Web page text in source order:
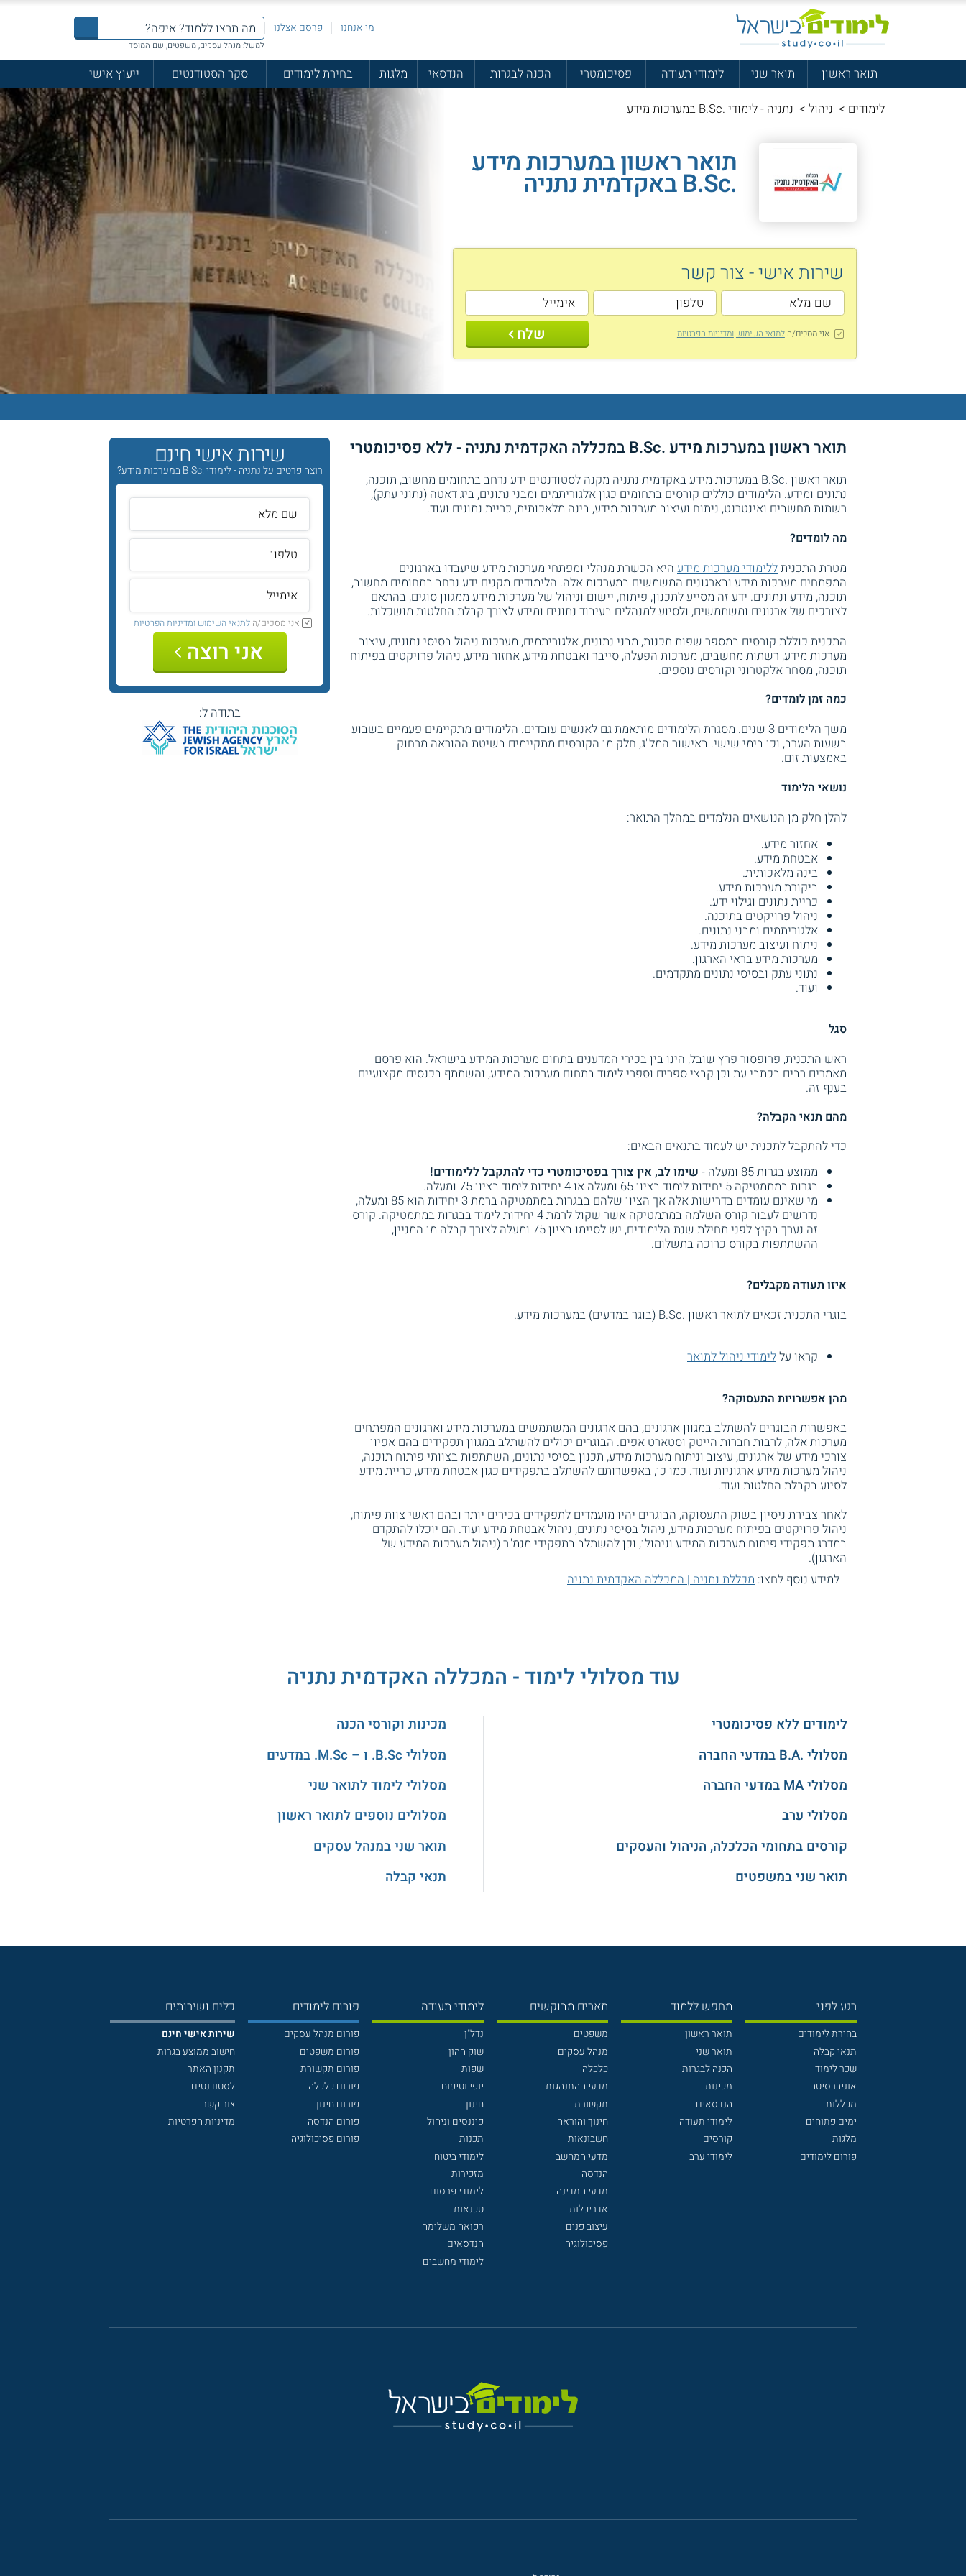
מי אנחנו פרסם אצלנו
למשל: מנהל עסקים, משפטים, שם המוסד
תואר ראשון תואר שני לימודי תעודה פסיכומטרי הכנה לבגרות הנדסאי מלגות בחירת לימודים סקר הסטודנטים
ייעוץ אישי
לימודים > ניהול > נתניה - לימודי .B.Sc במערכות מידע
תואר ראשון במערכות מידע
.B.Sc באקדמית נתניה
שירות אישי - צור קשר
אני מסכים/הלתנאי השימוש ומדיניות הפרטיות שלח
תואר ראשון במערכות מידע .B.Sc במכללה האקדמית נתניה - ללא פסיכומטרי
תואר ראשון .B.Sc במערכות מידע באקדמית נתניה מקנה לסטודנטים ידע נרחב בתחומים מחשוב, תוכנה,
נתונים ומידע. הלימודים כוללים קורסים בתחומים כגון אלגוריתמים ומבני נתונים, ביג דאטה (נתוני עתק),
רשתות מחשבים ואינטרנט, ניתוח ועיצוב מערכות מידע, בינה מלאכותית, כריית נתונים ועוד.
מה לומדים?
מטרת התכניתללימודי מערכות מידע היא הכשרת מנהלי ומפתחי מערכות מידע שיעבדו בארגונים
המפתחים מערכות מידע ובארגונים המשמשים במערכות אלה. הלימודים מקנים ידע נרחב בתחומים מחשוב,
תוכנה, מידע ונתונים. ידע זה מסייע לתכנון, פיתוח, יישום וניהול של מערכות מידע ממגוון סוגים, בהתאם
לצורכים של ארגונים ומשתמשים, ולסיוע למנהלים בעיבוד נתונים ומידע לצורך קבלת החלטות מושכלות.
התכנית כוללת קורסים במספר שפות תכנות, מבני נתונים, אלגוריתמים, מערכות ניהול בסיסי נתונים, עיצוב
מערכות מידע, רשתות מחשבים, מערכות הפעלה, סייבר ואבטחת מידע, אחזור מידע, ניהול פרויקטים בפיתוח
תוכנה, מסחר אלקטרוני וקורסים נוספים.
כמה זמן לומדים?
משך הלימודים 3 שנים. מסגרת הלימודים מותאמת גם לאנשים עובדים. הלימודים מתקיימים פעמיים בשבוע
בשעות הערב, וכן בימי שישי. באישור המל"ג, חלק מן הקורסים מתקיימים בשיטת ההוראה מרחוק
באמצעות זום.
נושאי הלימוד
להלן חלק מן הנושאים הנלמדים במהלך התואר:
אחזור מידע.
אבטחת מידע.
בינה מלאכותית.
ביקורת מערכות מידע.
כריית נתונים וגילוי ידע.
ניהול פרויקטים בתוכנה.
אלגוריתמים ומבני נתונים.
ניתוח ועיצוב מערכות מידע.
מערכות מידע בראי הארגון.
נתוני עתק ובסיסי נתונים מתקדמים.
ועוד.
סגל
ראש התכנית, פרופסור פרץ שובל, הינו בין בכירי המדענים בתחום מערכות המידע בישראל. הוא פרסם
מאמרים רבים בכתבי עת וכן קבצי ספרים וספרי לימוד בתחום מערכות המידע, והשתתף בכנסים מקצועיים
בענף זה.
מהם תנאי הקבלה?
כדי להתקבל לתכנית יש לעמוד בתנאים הבאים:
ממוצע בגרות 85 ומעלה -
שימו לב, אין צורך בפסיכומטרי כדי להתקבל ללימודים!
בגרות במתמטיקה 5 יחידות לימוד בציון 65 ומעלה או 4 יחידות לימוד בציון 75 ומעלה.
מי שאינם עומדים בדרישות אלה אך הציון שלהם בבגרות במתמטיקה ברמת 3 יחידות הוא 85 ומעלה,
נדרשים לעבור קורס השלמה במתמטיקה אשר שקול לרמת 4 יחידות לימוד בבגרות במתמטיקה. קורס
זה נערך בקיץ לפני תחילת שנת הלימודים, יש לסיימו בציון 75 ומעלה לצורך קבלה מן המניין,
ההשתתפות בקורס כרוכה בתשלום.
איזו תעודה מקבלים?
בוגרי התכנית זכאים לתואר ראשון .B.Sc (בוגר במדעים) במערכות מידע.
קראו עללימודי ניהול לתואר
מהן אפשרויות התעסוקה?
באפשרות הבוגרים להשתלב במגוון ארגונים, בהם ארגונים המשתמשים במערכות מידע וארגונים המפתחים
מערכות אלה, לרבות חברות הייטק וסטארט אפים. הבוגרים יכולים להשתלב במגוון תפקידים בהם אפיון
צורכי מידע של ארגונים, עיצוב וניתוח מערכות מידע, תכנון בסיסי נתונים, השתתפות בצוותי פיתוח תוכנה,
ניהול מערכות מידע ארגוניות ועוד. כמו כן, באפשרותם להשתלב בתפקידים כגון אבטחת מידע, כריית מידע
לסיוע בקבלת החלטות ועוד.
לאחר צבירת ניסיון בשוק התעסוקה, הבוגרים יהיו מועמדים לתפקידים בכירים יותר ובהם ראשי צוות פיתוח,
ניהול פרויקטים בפיתוח מערכות מידע, ניהול בסיסי נתונים, ניהול אבטחת מידע ועוד. הם יוכלו להתקדם
במדרג תפקידי פיתוח מערכות המידע וניהולן, וכן להשתלב בתפקידי מנמ"ר (ניהול מערכות המידע של
הארגון).
למידע נוסף לחצו: מכללת נתניה | המכללה האקדמית נתניה
שירות אישי חינם
רוצה פרטים על נתניה - לימודי .B.Sc במערכות מידע?
אני מסכים/הלתנאי השימוש ומדיניות הפרטיות
אני רוצה
בתודה ל:
עוד מסלולי לימוד - המכללה האקדמית נתניה
לימודים ללא פסיכומטרי
מסלולי .B.A במדעי החברה
מסלולי MA במדעי החברה
מסלולי ערב
קורסים בתחומי הכלכלה, הניהול והעסקים
תואר שני במשפטים
מכינות וקורסי הכנה
מסלולי B.Sc. ו – M.Sc. במדעים
מסלולי לימוד לתואר שני
מסלולים נוספים לתואר ראשון
תואר שני במנהל עסקים
תנאי קבלה
רגע לפני
בחירת לימודים
תנאי קבלה
שכר לימוד
אוניברסיטה
מכללות
ימים פתוחים
מלגות
פורום לימודים
מחפש ללמוד
תואר ראשון
תואר שני
הכנה לבגרות
מכינות
הנדסאים
לימודי תעודה
קורסים
לימודי ערב
תארים מבוקשים
משפטים
מנהל עסקים
כלכלה
מדעי ההתנהגות
תקשורת
חינוך והוראה
חשבונאות
מדעי המחשב
הנדסה
מדעי המדינה
אדריכלות
עיצוב פנים
פסיכולוגיה
לימודי תעודה
נדל"ן
שוק ההון
שפות
יופי וטיפוח
חינוך
פיננסים וניהול
תכנות
לימודי ביטוח
מזכירות
לימודי פרסום
טכנאות
רפואה משלימה
הנדסאים
לימודי מחשבים
פורום לימודים
פורום מנהל עסקים
פורום משפטים
פורום תקשורת
פורום כלכלה
פורום חינוך
פורום הנדסה
פורום פסיכולוגיה
כלים ושירותים
שירות אישי חינם
חישוב ממוצע בגרות
תקנון האתר
לסטודנטים
צור קשר
מדיניות הפרטיות